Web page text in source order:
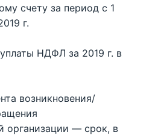
счету за период с 1
г.
НДФЛ за 2019 г. в
возникновения/
организации — срок, в